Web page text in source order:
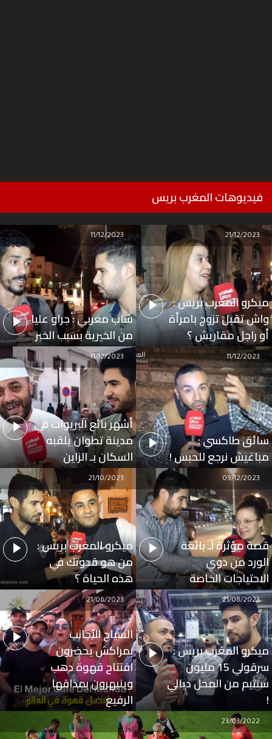
فيديوهات المغرب بريس
ميكرو المغرب بريس :
واش تقبل تزوج بامرأة
أو راجل مقاريش ؟
21/12/2023
شاب مغربي : جراو عليا
من الخيرية بسبب الخبز
11/12/2023
سائق طاكسي :
مباغيش نرجع للحبس !
11/12/2023
أشهر بائع البريوات في
مدينة تطوان يلقبه
السكان بـ الزاين
11/12/2023
قصة مؤثرة لـ بائعة
الورد من ذوي
الاحتياجات الخاصة
09/12/2023
ميكرو المغرب بريس :
من هو قدوتك في
هذه الحياة ؟
21/10/2023
ميكرو المغرب بريس :
سرقولي 15 مليون
سنتيم من المحل ديالي
!
21/08/2023
السياح الأجانب
بمراكش يحضرون
افتتاح قهوة دهب
وينبهرون بمذاقها
الرفيع
21/06/2023
23/03/2022